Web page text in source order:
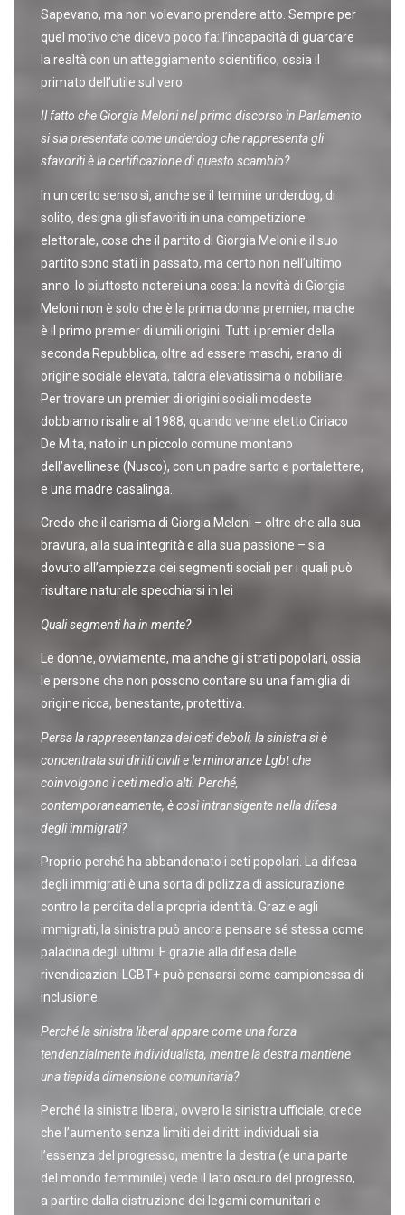
Sapevano, ma non volevano prendere atto. Sempre per
quel motivo che dicevo poco fa: l’incapacità di guardare
la realtà con un atteggiamento scientifico, ossia il
primato dell’utile sul vero.
Il fatto che Giorgia Meloni nel primo discorso in Parlamento
si sia presentata come underdog che rappresenta gli
sfavoriti è la certificazione di questo scambio?
In un certo senso sì, anche se il termine underdog, di
solito, designa gli sfavoriti in una competizione
elettorale, cosa che il partito di Giorgia Meloni e il suo
partito sono stati in passato, ma certo non nell’ultimo
anno. Io piuttosto noterei una cosa: la novità di Giorgia
Meloni non è solo che è la prima donna premier, ma che
è il primo premier di umili origini. Tutti i premier della
seconda Repubblica, oltre ad essere maschi, erano di
origine sociale elevata, talora elevatissima o nobiliare.
Per trovare un premier di origini sociali modeste
dobbiamo risalire al 1988, quando venne eletto Ciriaco
De Mita, nato in un piccolo comune montano
dell’avellinese (Nusco), con un padre sarto e portalettere,
e una madre casalinga.
Credo che il carisma di Giorgia Meloni – oltre che alla sua
bravura, alla sua integrità e alla sua passione – sia
dovuto all’ampiezza dei segmenti sociali per i quali può
risultare naturale specchiarsi in lei
Quali segmenti ha in mente?
Le donne, ovviamente, ma anche gli strati popolari, ossia
le persone che non possono contare su una famiglia di
origine ricca, benestante, protettiva.
Persa la rappresentanza dei ceti deboli, la sinistra si è
concentrata sui diritti civili e le minoranze Lgbt che
coinvolgono i ceti medio alti. Perché,
contemporaneamente, è così intransigente nella difesa
degli immigrati?
Proprio perché ha abbandonato i ceti popolari. La difesa
degli immigrati è una sorta di polizza di assicurazione
contro la perdita della propria identità. Grazie agli
immigrati, la sinistra può ancora pensare sé stessa come
paladina degli ultimi. E grazie alla difesa delle
rivendicazioni LGBT+ può pensarsi come campionessa di
inclusione.
Perché la sinistra liberal appare come una forza
tendenzialmente individualista, mentre la destra mantiene
una tiepida dimensione comunitaria?
Perché la sinistra liberal, ovvero la sinistra ufficiale, crede
che l’aumento senza limiti dei diritti individuali sia
l’essenza del progresso, mentre la destra (e una parte
del mondo femminile) vede il lato oscuro del progresso,
a partire dalla distruzione dei legami comunitari e